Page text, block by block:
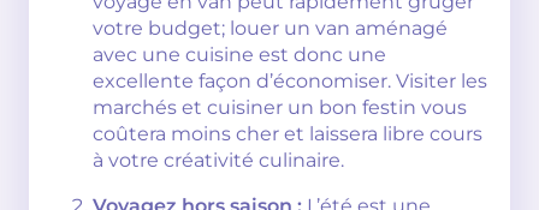
votre budget; louer un van aménagé
avec une cuisine est donc une
excellente façon d’économiser. Visiter les
marchés et cuisiner un bon festin vous
coûtera moins cher et laissera libre cours
à votre créativité culinaire.
Voyagez hors saison : L’été est une